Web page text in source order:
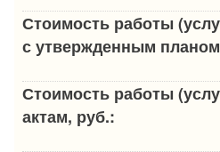
Стоимость работы
с утвержденным
Стоимость работы
актам, руб.: